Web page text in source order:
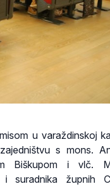
u varaždinskoj
s mons.
Biškupom i vlč.
suradnika župnih